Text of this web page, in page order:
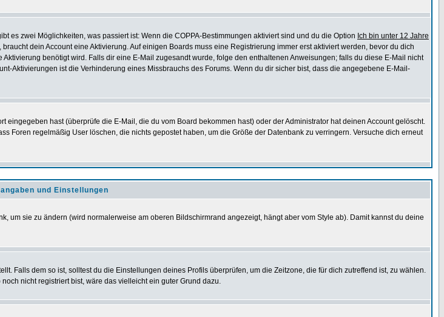
es zwei Möglichkeiten, was passiert ist: Wenn die COPPA-Bestimmungen aktiviert sind und du die Option Ich bin unter 12 Jahre
dein Account eine Aktivierung. Auf einigen Boards muss eine Registrierung immer erst aktiviert werden, bevor du dich
benötigt wird. Falls dir eine E-Mail zugesandt wurde, folge den enthaltenen Anweisungen; falls du diese E-Mail nicht
Aktivierungen ist die Verhinderung eines Missbrauchs des Forums. Wenn du dir sicher bist, dass die angegebene E-Mail-
hast (überprüfe die E-Mail, die du vom Board bekommen hast) oder der Administrator hat deinen Account gelöscht.
Foren regelmäßig User löschen, die nichts gepostet haben, um die Größe der Datenbank zu verringern. Versuche dich erneut
und Einstellungen
um sie zu ändern (wird normalerweise am oberen Bildschirmrand angezeigt, hängt aber vom Style ab). Damit kannst du deine
Falls dem so ist, solltest du die Einstellungen deines Profils überprüfen, um die Zeitzone, die für dich zutreffend ist, zu wählen.
nicht registriert bist, wäre das vielleicht ein guter Grund dazu.